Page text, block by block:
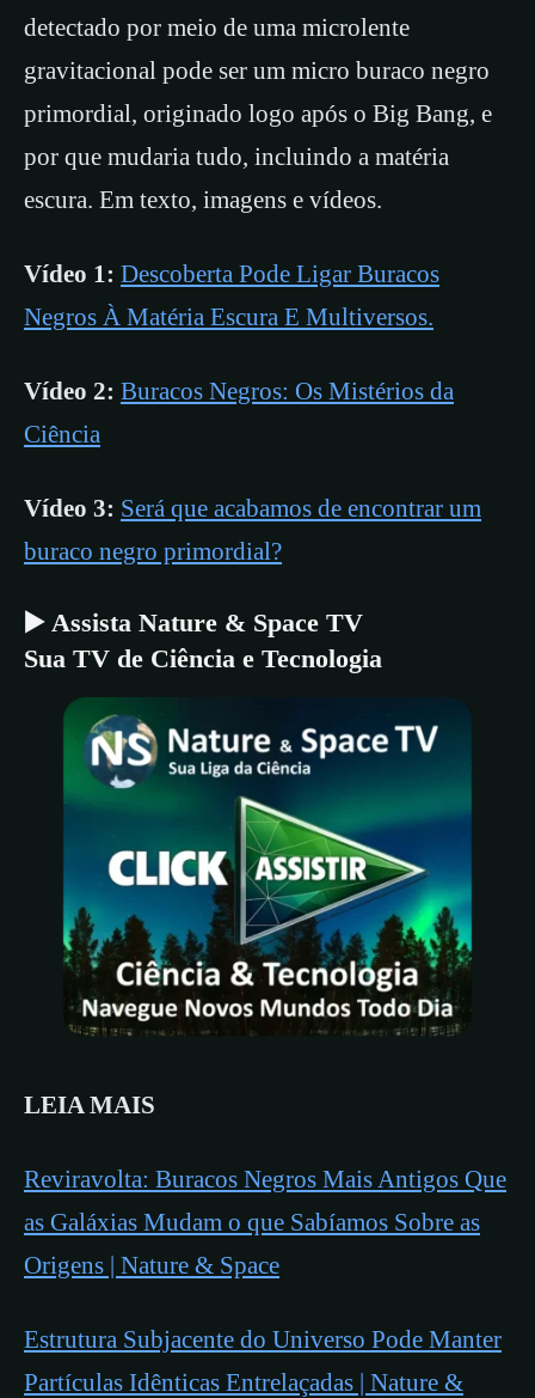
detectado por meio de uma microlente
gravitacional pode ser um micro buraco negro
primordial, originado logo após o Big Bang, e
por que mudaria tudo, incluindo a matéria
escura. Em texto, imagens e vídeos.
Vídeo 1: Descoberta Pode Ligar Buracos
Negros À Matéria Escura E Multiversos.
Vídeo 2: Buracos Negros: Os Mistérios da
Ciência
Vídeo 3: Será que acabamos de encontrar um
buraco negro primordial?
▶️ Assista Nature & Space TV
Sua TV de Ciência e Tecnologia
LEIA MAIS
Reviravolta: Buracos Negros Mais Antigos Que
as Galáxias Mudam o que Sabíamos Sobre as
Origens | Nature & Space
Estrutura Subjacente do Universo Pode Manter
Partículas Idênticas Entrelaçadas | Nature &